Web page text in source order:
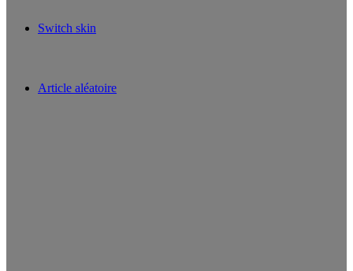
Switch skin
Article aléatoire